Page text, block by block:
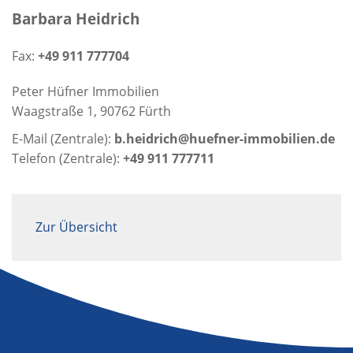
Barbara Heidrich
Fax: +49 911 777704
Peter Hüfner Immobilien
Waagstraße 1, 90762 Fürth
E-Mail (Zentrale): b.heidrich@huefner-immobilien.de
Telefon (Zentrale): +49 911 777711
Zur Übersicht